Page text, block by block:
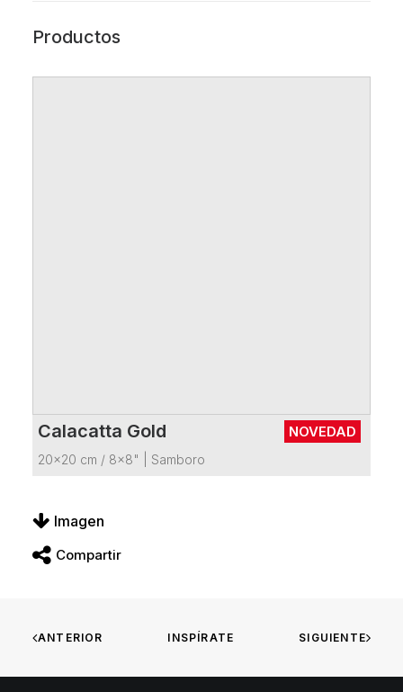
Productos
VER FICHA DEL PRODUCTO
Calacatta Gold
20x20 cm / 8x8" Samboro
NOVEDAD
Imagen
Compartir
ANTERIOR INSPÍRATE SIGUIENTE